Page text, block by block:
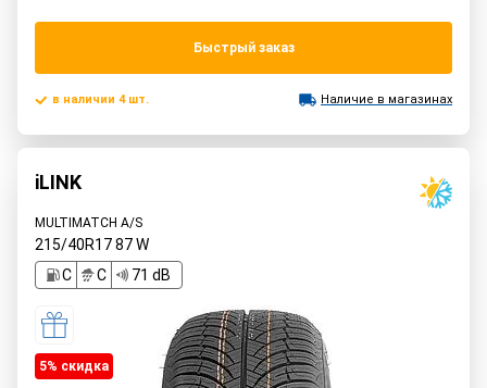
Быстрый заказ
в наличии 4 шт. Наличие в магазинах
iLINK
MULTIMATCH A/S
215/40R1787W
C
C 71 dB
5% cкидка